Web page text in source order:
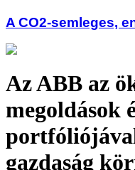
A CO2-semleges,
Az ABB az
megoldások
gazdaság